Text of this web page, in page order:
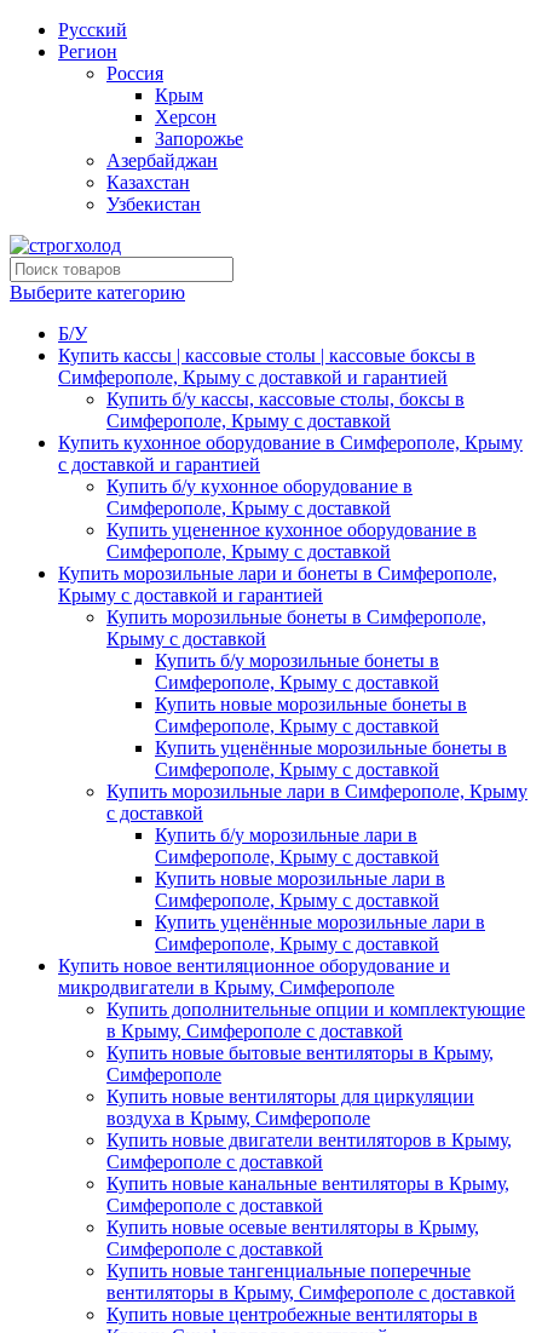
Русский
Регион
Россия
Крым
Херсон
Запорожье
Азербайджан
Казахстан
Узбекистан
Выберите категорию
Б/У
Купить кассы | кассовые столы | кассовые боксы в
Симферополе, Крыму с доставкой и гарантией
Купить б/у кассы, кассовые столы, боксы в
Симферополе, Крыму с доставкой
Купить кухонное оборудование в Симферополе, Крыму
с доставкой и гарантией
Купить б/у кухонное оборудование в
Симферополе, Крыму с доставкой
Купить уцененное кухонное оборудование в
Симферополе, Крыму с доставкой
Купить морозильные лари и бонеты в Симферополе,
Крыму с доставкой и гарантией
Купить морозильные бонеты в Симферополе,
Крыму с доставкой
Купить б/у морозильные бонеты в
Симферополе, Крыму с доставкой
Купить новые морозильные бонеты в
Симферополе, Крыму с доставкой
Купить уценённые морозильные бонеты в
Симферополе, Крыму с доставкой
Купить морозильные лари в Симферополе, Крыму
с доставкой
Купить б/у морозильные лари в
Симферополе, Крыму с доставкой
Купить новые морозильные лари в
Симферополе, Крыму с доставкой
Купить уценённые морозильные лари в
Симферополе, Крыму с доставкой
Купить новое вентиляционное оборудование и
микродвигатели в Крыму, Симферополе
Купить дополнительные опции и комплектующие
в Крыму, Симферополе с доставкой
Купить новые бытовые вентиляторы в Крыму,
Симферополе
Купить новые вентиляторы для циркуляции
воздуха в Крыму, Симферополе
Купить новые двигатели вентиляторов в Крыму,
Симферополе с доставкой
Купить новые канальные вентиляторы в Крыму,
Симферополе с доставкой
Купить новые осевые вентиляторы в Крыму,
Симферополе с доставкой
Купить новые тангенциальные поперечные
вентиляторы в Крыму, Симферополе с доставкой
Купить новые центробежные вентиляторы в